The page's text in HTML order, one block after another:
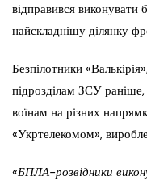
відправився виконувати
найскладнішу ділянку
Безпілотники
підрозділам ЗСУ
воїнам на різних
«Укртелекомом»,
«БПЛА-розвідники